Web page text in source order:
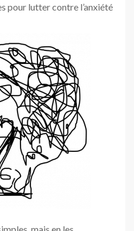
pour lutter contre l’anxiété
mais en les